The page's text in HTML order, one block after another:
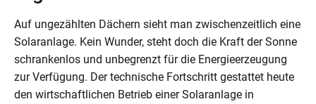
Auf ungezählten Dächern sieht man zwischenzeitlich eine
Solaranlage. Kein Wunder, steht doch die Kraft der Sonne
schrankenlos und unbegrenzt für die Energieerzeugung
zur Verfügung. Der technische Fortschritt gestattet heute
den wirtschaftlichen Betrieb einer Solaranlage in